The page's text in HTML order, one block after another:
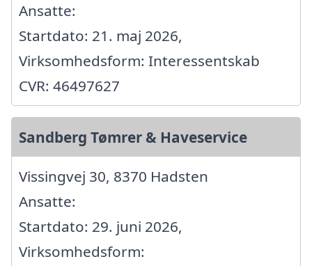
Ansatte:
Startdato: 21. maj 2026,
Virksomhedsform: Interessentskab
CVR: 46497627
Sandberg Tømrer & Haveservice
Vissingvej 30, 8370 Hadsten
Ansatte:
Startdato: 29. juni 2026,
Virksomhedsform: